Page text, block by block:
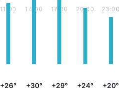
11:00
+26°
14:00
+30°
17:00
+29°
20:00
+24°
23:00
+20°